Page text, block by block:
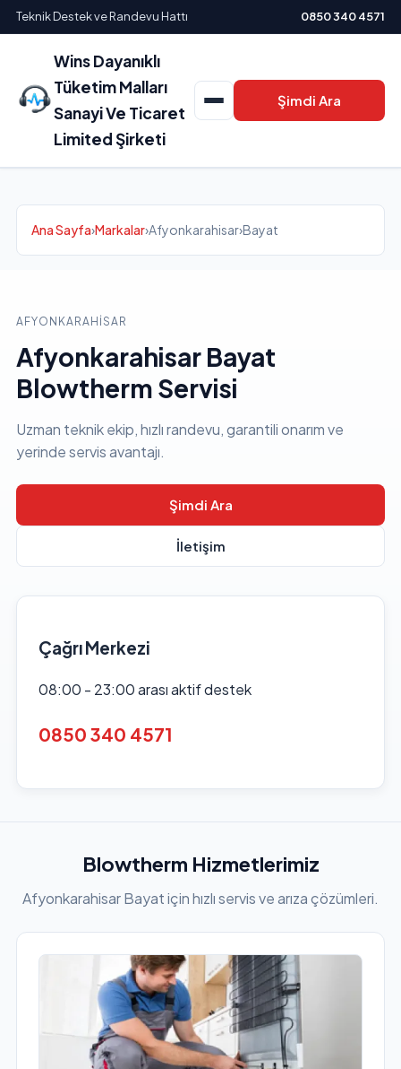
Teknik Destek ve Randevu Hattı 0850 340 4571
Wins Dayanıklı
Tüketim Malları
Sanayi Ve Ticaret
Limited Şirketi
Şimdi Ara
Ana Sayfa›Markalar›Afyonkarahisar›Bayat
AFYONKARAHISAR
Afyonkarahisar Bayat
Blowtherm Servisi
Uzman teknik ekip, hızlı randevu, garantili onarım ve
yerinde servis avantajı.
Şimdi Ara
İletişim
Çağrı Merkezi
08:00 - 23:00 arası aktif destek
0850 340 4571
Blowtherm Hizmetlerimiz
Afyonkarahisar Bayat için hızlı servis ve arıza çözümleri.